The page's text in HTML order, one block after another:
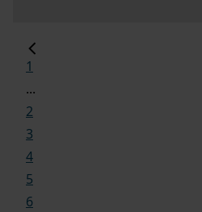
1
...
2
3
4
5
6